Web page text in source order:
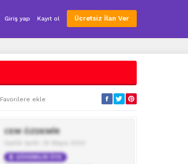
Giriş yap Kayıt ol Ücretsiz İlan Ver
Favorilere ekle
CEM ÖZDEMİR
GÜVENİLİR ÜYE